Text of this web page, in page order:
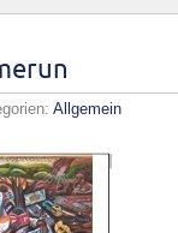
Allgemein